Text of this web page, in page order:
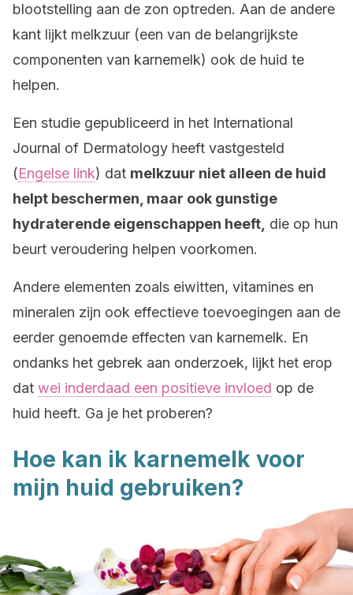
blootstelling aan de zon optreden. Aan de andere
kant lijkt melkzuur (een van de belangrijkste
componenten van karnemelk) ook de huid te
helpen.
Een studie gepubliceerd in het International
Journal of Dermatology heeft vastgesteld
(Engelse link) dat melkzuur niet alleen de huid
helpt beschermen, maar ook gunstige
hydraterende eigenschappen heeft, die op hun
beurt veroudering helpen voorkomen.
Andere elementen zoals eiwitten, vitamines en
mineralen zijn ook effectieve toevoegingen aan de
eerder genoemde effecten van karnemelk. En
ondanks het gebrek aan onderzoek, lijkt het erop
dat wei inderdaad een positieve invloed op de
huid heeft. Ga je het proberen?
Hoe kan ik karnemelk voor
mijn huid gebruiken?